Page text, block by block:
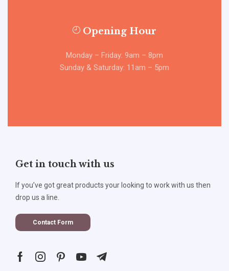
Opening Hour
Monday – Friday: 9am – 8pm
Sunday & Saturday: 11am – 5pm
Get in touch with us
If you’ve got great products your looking to work with us then
drop us a line.
Contact Form